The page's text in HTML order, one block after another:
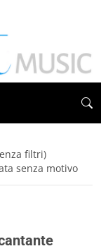
filtri)
senza motivo